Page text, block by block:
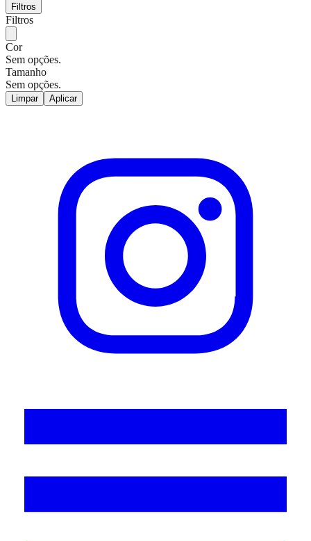
Filtros
Filtros
Cor
Sem opções.
Tamanho
Sem opções.
Limpar Aplicar